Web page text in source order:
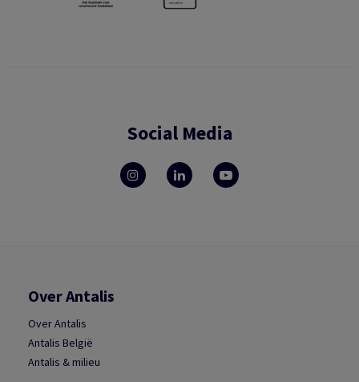
Social Media
Over Antalis
Over Antalis
Antalis België
Antalis & milieu